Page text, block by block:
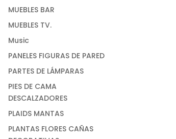
MUEBLES BAR
MUEBLES TV.
Music
PANELES FIGURAS DE PARED
PARTES DE LÁMPARAS
PIES DE CAMA
DESCALZADORES
PLAIDS MANTAS
PLANTAS FLORES CAÑAS